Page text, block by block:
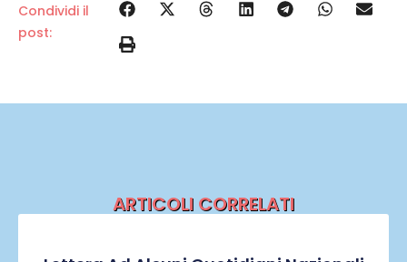
Condividi il
post:
ARTICOLI CORRELATI